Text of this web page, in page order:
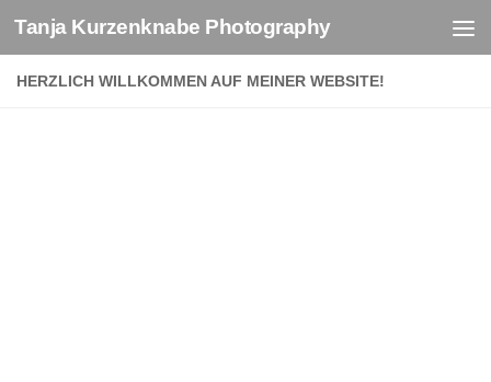
Zum Inhalt springen
Tanja Kurzenknabe Photography
HERZLICH WILLKOMMEN AUF MEINER WEBSITE!